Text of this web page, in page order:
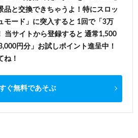
品と交換できちゃうよ！特にスロッ
モード」に突入すると 1回で「3万
当サイトから登録すると 通常1,500
円分」お試しポイント進呈中！
ね！
ぐ無料であそぶ